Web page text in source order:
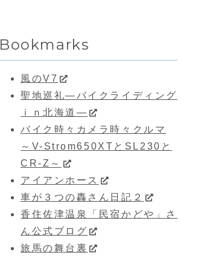
Bookmarks
風のV7
聖地巡礼―バイクライディング
ｉｎ北海道―
バイク時々カメラ時々クルマ
～V-Strom650XTとSL230と
CR-Z～
アイアンホース
車が３つの轟さん日記２
香住佐津温泉「民宿かどや」さ
ん公式ブログ
旅馬の舞台裏